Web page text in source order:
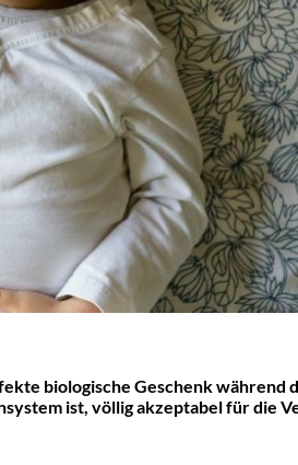
biologische Geschenk
ist, völlig akzeptabel für die